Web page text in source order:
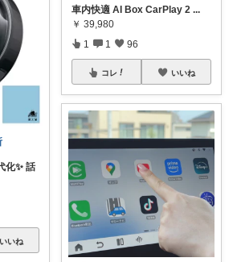
化✨ 話
いいね
車内快適 AI Box CarPlay 2 ...
￥ 39,980
1 1 96
コレ いいね